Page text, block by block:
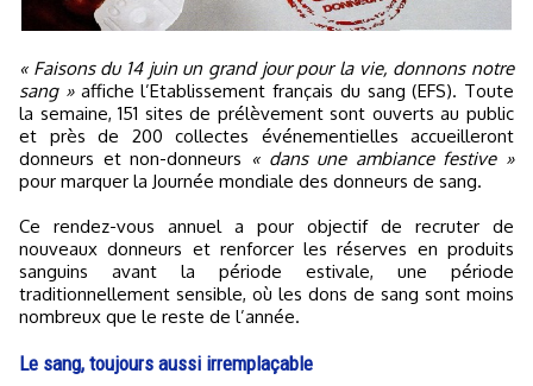
« Faisons du 14 juin un grand jour pour la vie, donnons notre
sang »affiche l’Etablissement français du sang (EFS). Toute
la semaine, 151 sites de prélèvement sont ouverts au public
et près de 200 collectes événementielles accueilleront
donneurs et non-donneurs « dans une ambiance festive »
pour marquer la Journée mondiale des donneurs de sang.
Ce rendez-vous annuel a pour objectif de recruter de
nouveaux donneurs et renforcer les réserves en produits
sanguins avant la période estivale, une période
traditionnellement sensible, où les dons de sang sont moins
nombreux que le reste de l’année.
Le sang, toujours aussi irremplaçable